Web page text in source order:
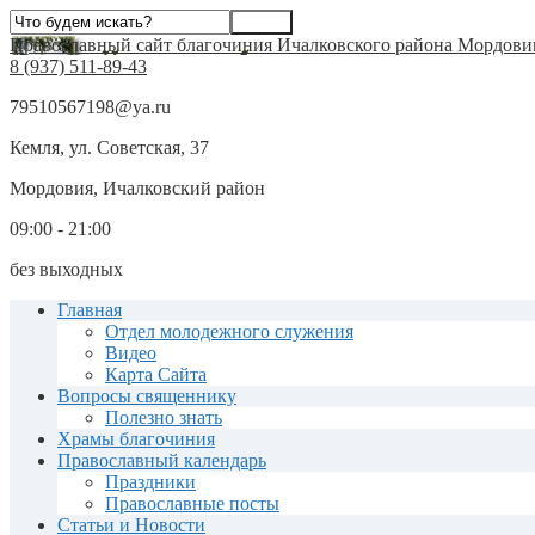
Православный сайт благочиния Ичалковского района
8 (937) 511-89-43
79510567198@ya.ru
Кемля, ул. Советская, 37
Мордовия, Ичалковский район
09:00 - 21:00
без выходных
Главная
Отдел молодежного служения
Видео
Карта Сайта
Вопросы священнику
Полезно знать
Храмы благочиния
Православный календарь
Праздники
Православные посты
Статьи и Новости